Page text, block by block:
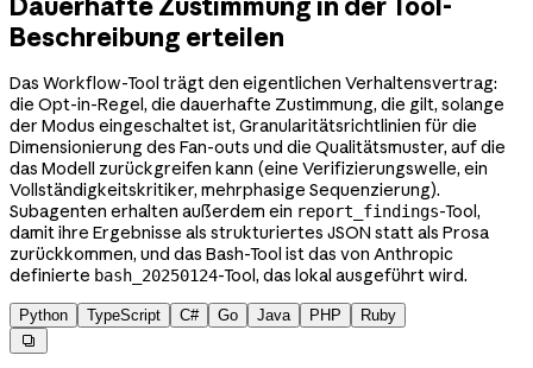
Beschreibung erteilen
Das Workflow-Tool trägt den eigentlichen Verhaltensvertrag:
die Opt-in-Regel, die dauerhafte Zustimmung, die gilt, solange
der Modus eingeschaltet ist, Granularitätsrichtlinien für die
Dimensionierung des Fan-outs und die Qualitätsmuster, auf die
das Modell zurückgreifen kann (eine Verifizierungswelle, ein
Vollständigkeitskritiker, mehrphasige Sequenzierung).
Subagenten erhalten außerdem ein report_findings-Tool,
damit ihre Ergebnisse als strukturiertes JSON statt als Prosa
zurückkommen, und das Bash-Tool ist das von Anthropic
definierte bash_20250124-Tool, das lokal ausgeführt wird.
Python TypeScript C# Go Java PHP Ruby
